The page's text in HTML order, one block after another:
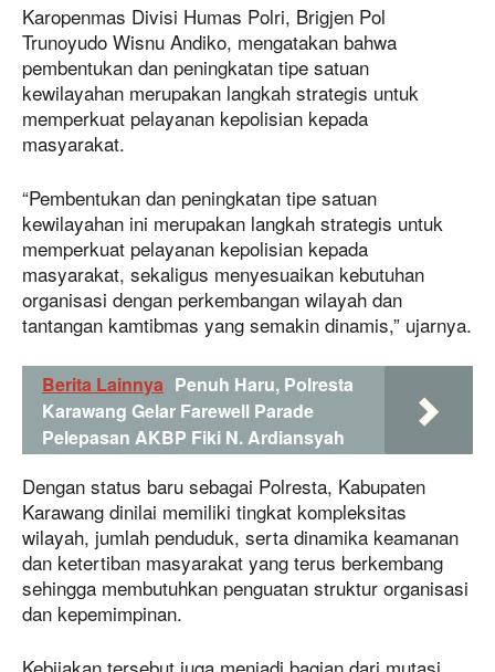
Karopenmas Divisi Humas Polri, Brigjen Pol
Trunoyudo Wisnu Andiko, mengatakan bahwa
pembentukan dan peningkatan tipe satuan
kewilayahan merupakan langkah strategis untuk
memperkuat pelayanan kepolisian kepada
masyarakat.
“Pembentukan dan peningkatan tipe satuan
kewilayahan ini merupakan langkah strategis untuk
memperkuat pelayanan kepolisian kepada
masyarakat, sekaligus menyesuaikan kebutuhan
organisasi dengan perkembangan wilayah dan
tantangan kamtibmas yang semakin dinamis,” ujarnya.
Berita Lainnya Penuh Haru, Polresta
Karawang Gelar Farewell Parade
Pelepasan AKBP Fiki N. Ardiansyah
Dengan status baru sebagai Polresta, Kabupaten
Karawang dinilai memiliki tingkat kompleksitas
wilayah, jumlah penduduk, serta dinamika keamanan
dan ketertiban masyarakat yang terus berkembang
sehingga membutuhkan penguatan struktur organisasi
dan kepemimpinan.